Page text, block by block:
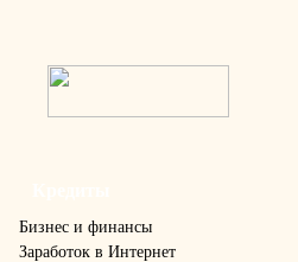
Бизнес и финансы
Заработок в Интернет